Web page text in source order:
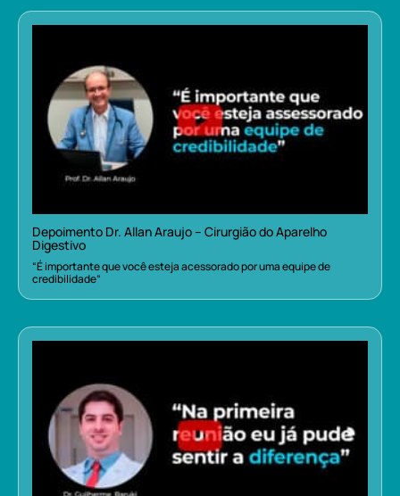
Depoimento Dr. Allan Araujo – Cirurgião do Aparelho
Digestivo
“É importante que você esteja acessorado por uma equipe de
credibilidade”